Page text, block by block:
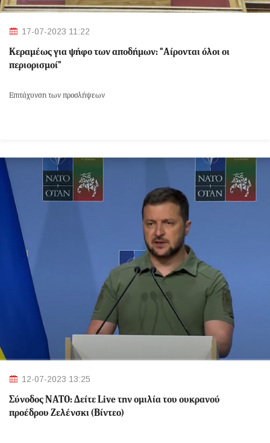
17-07-2023 11:22
Κεραμέως για ψήφο των αποδήμων: "Αίρονται όλοι οι
περιορισμοί"
Επιτάχυνση των προσλήψεων
12-07-2023 13:25
Σύνοδος ΝΑΤΟ: Δείτε Live την ομιλία του ουκρανού
προέδρου Ζελένσκι (Βίντεο)